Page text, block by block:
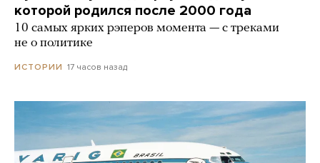
которой родился после 2000 года
10 самых ярких рэперов момента — с треками
не о политике
ИСТОРИИ 17 часов назад